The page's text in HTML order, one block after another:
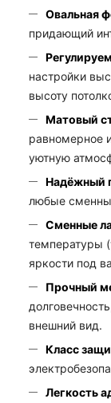
Овальная
придающий
настройки
высоту
Матовый
равномерное
уютную
Надёжный
любые
Сменные
температуры
яркости под
Прочный
внешний вид.
Класс
Легкость